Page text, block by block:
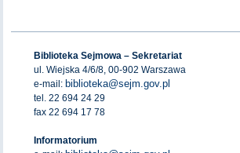
Biblioteka Sejmowa – Sekretariat
ul. Wiejska 4/6/8, 00-902 Warszawa
e-mail: biblioteka@sejm.gov.pl
tel. 22 694 24 29
fax 22 694 17 78
Informatorium